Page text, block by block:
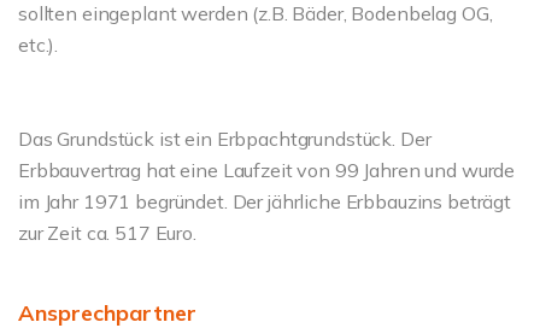
sollten eingeplant werden (z.B. Bäder, Bodenbelag OG,
etc.).
Das Grundstück ist ein Erbpachtgrundstück. Der
Erbbauvertrag hat eine Laufzeit von 99 Jahren und wurde
im Jahr 1971 begründet. Der jährliche Erbbauzins beträgt
zur Zeit ca. 517 Euro.
Ansprechpartner